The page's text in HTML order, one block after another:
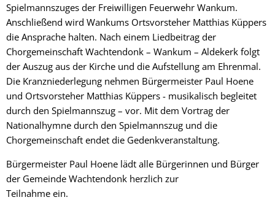
Spielmannszuges der Freiwilligen Feuerwehr Wankum.
Anschließend wird Wankums Ortsvorsteher Matthias Küppers
die Ansprache halten. Nach einem Liedbeitrag der
Chorgemeinschaft Wachtendonk – Wankum – Aldekerk folgt
der Auszug aus der Kirche und die Aufstellung am Ehrenmal.
Die Kranzniederlegung nehmen Bürgermeister Paul Hoene
und Ortsvorsteher Matthias Küppers - musikalisch begleitet
durch den Spielmannszug – vor. Mit dem Vortrag der
Nationalhymne durch den Spielmannszug und die
Chorgemeinschaft endet die Gedenkveranstaltung.
Bürgermeister Paul Hoene lädt alle Bürgerinnen und Bürger
der Gemeinde Wachtendonk herzlich zur
Teilnahme ein.